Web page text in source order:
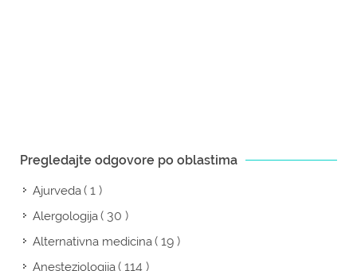
Pregledajte odgovore po oblastima
Ajurveda( 1 )
Alergologija( 30 )
Alternativna medicina( 19 )
Anesteziologija( 114 )